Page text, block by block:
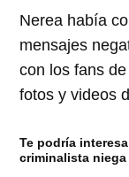
Nerea había
mensajes
con los fans
fotos y videos
Te podría
criminalista niega